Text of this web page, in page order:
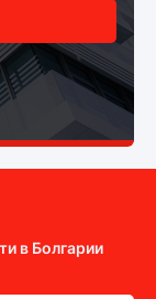
в Болгарии